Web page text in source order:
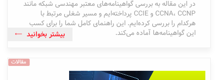
در این مقاله به بررسی گواهینامه‌های معتبر مهندسی شبکه مانند
CCNA، CCNP و CCIE پرداخته‌ایم و مسیر شغلی مرتبط با
هرکدام را بررسی کرده‌ایم. این راهنمای کامل شما را برای کسب
این گواهینامه‌ها آماده می‌کند.
بیشتر بخوانید
مقالات